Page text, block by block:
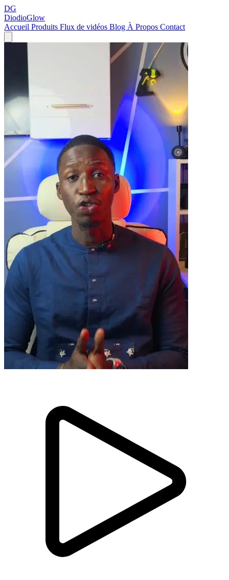
DG
DiodioGlow
Accueil Produits Flux de vidéos Blog À Propos Contact